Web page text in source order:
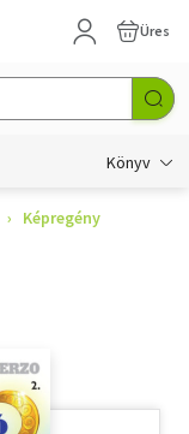
Üres
Könyv
Képregény